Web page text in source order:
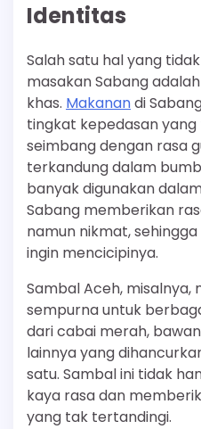
Identitas
Salah satu hal yang
masakan Sabang
khas. Makanandi
tingkat kepedasan
seimbang dengan rasa
terkandung dalam
banyak digunakan
Sabang memberikan
namun nikmat,
ingin mencicipinya.
Sambal Aceh,
sempurna untuk
dari cabai merah,
lainnya yang
satu. Sambal ini tidak
kaya rasa dan
yang tak tertandingi.